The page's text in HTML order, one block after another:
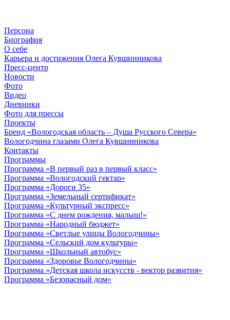
Персона
Биография
О себе
Карьера и достижения Олега Кувшинникова
Пресс-центр
Новости
Фото
Видео
Дневники
Фото для прессы
Проекты
Бренд «Вологодская область – Душа Русского Севера»
Вологодчина глазами Олега Кувшинникова
Контакты
Программы
Программа «В первый раз в первый класс»
Программа «Вологодский гектар»
Программа «Дороги 35»
Программа «Земельный сертификат»
Программа «Культурный экспресс»
Программа «С днем рождения, малыш!»
Программа «Народный бюджет»
Программа «Светлые улицы Вологодчины»
Программа «Сельский дом культуры»
Программа «Школьный автобус»
Программа «Здоровье Вологодчины»
Программа «Детская школа искусств - вектор развития»
Программа «Безопасный дом»